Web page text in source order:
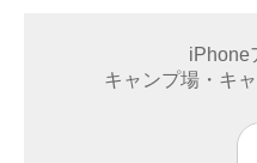
iPhone
キャンプ場・キ